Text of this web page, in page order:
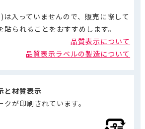
入っていませんので、販売に際して
られることをおすすめします。
品質表示について
品質表示ラベルの製造について
と材質表示
が印刷されています。